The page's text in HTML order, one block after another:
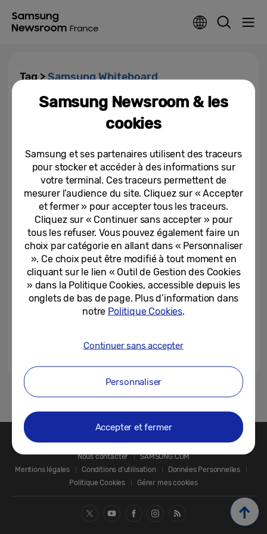
Tag >Samsung Whiteboard
Samsung Electronics dévoile un
nouvel écran interactif sous
04-05-2023
1
Nous contacter
SAMSUNG.COM
Mentions légales
Conditions d’utilisation
Données Personnelles
Politique Cookies
Gérer mes cookies
Samsung Newsroom & les
cookies
Samsung et ses partenaires utilisent des traceurs
pour stocker et accéder à des informations sur
votre terminal. Ces traceurs permettent de
mesurer l’audience du site. Cliquez sur « Accepter
et fermer » pour accepter tous les traceurs.
Cliquez sur « Continuer sans accepter » pour
tous les refuser. Vous pouvez également faire un
choix par catégorie en allant dans « Personnaliser
». Ce choix peut être modifié à tout moment en
cliquant sur le lien « Outil de Gestion des Cookies
» dans la Politique Cookies, accessible depuis les
onglets de bas de page. Plus d’information dans
notre Politique Cookies.
Continuer sans accepter
Personnaliser
Accepter et fermer